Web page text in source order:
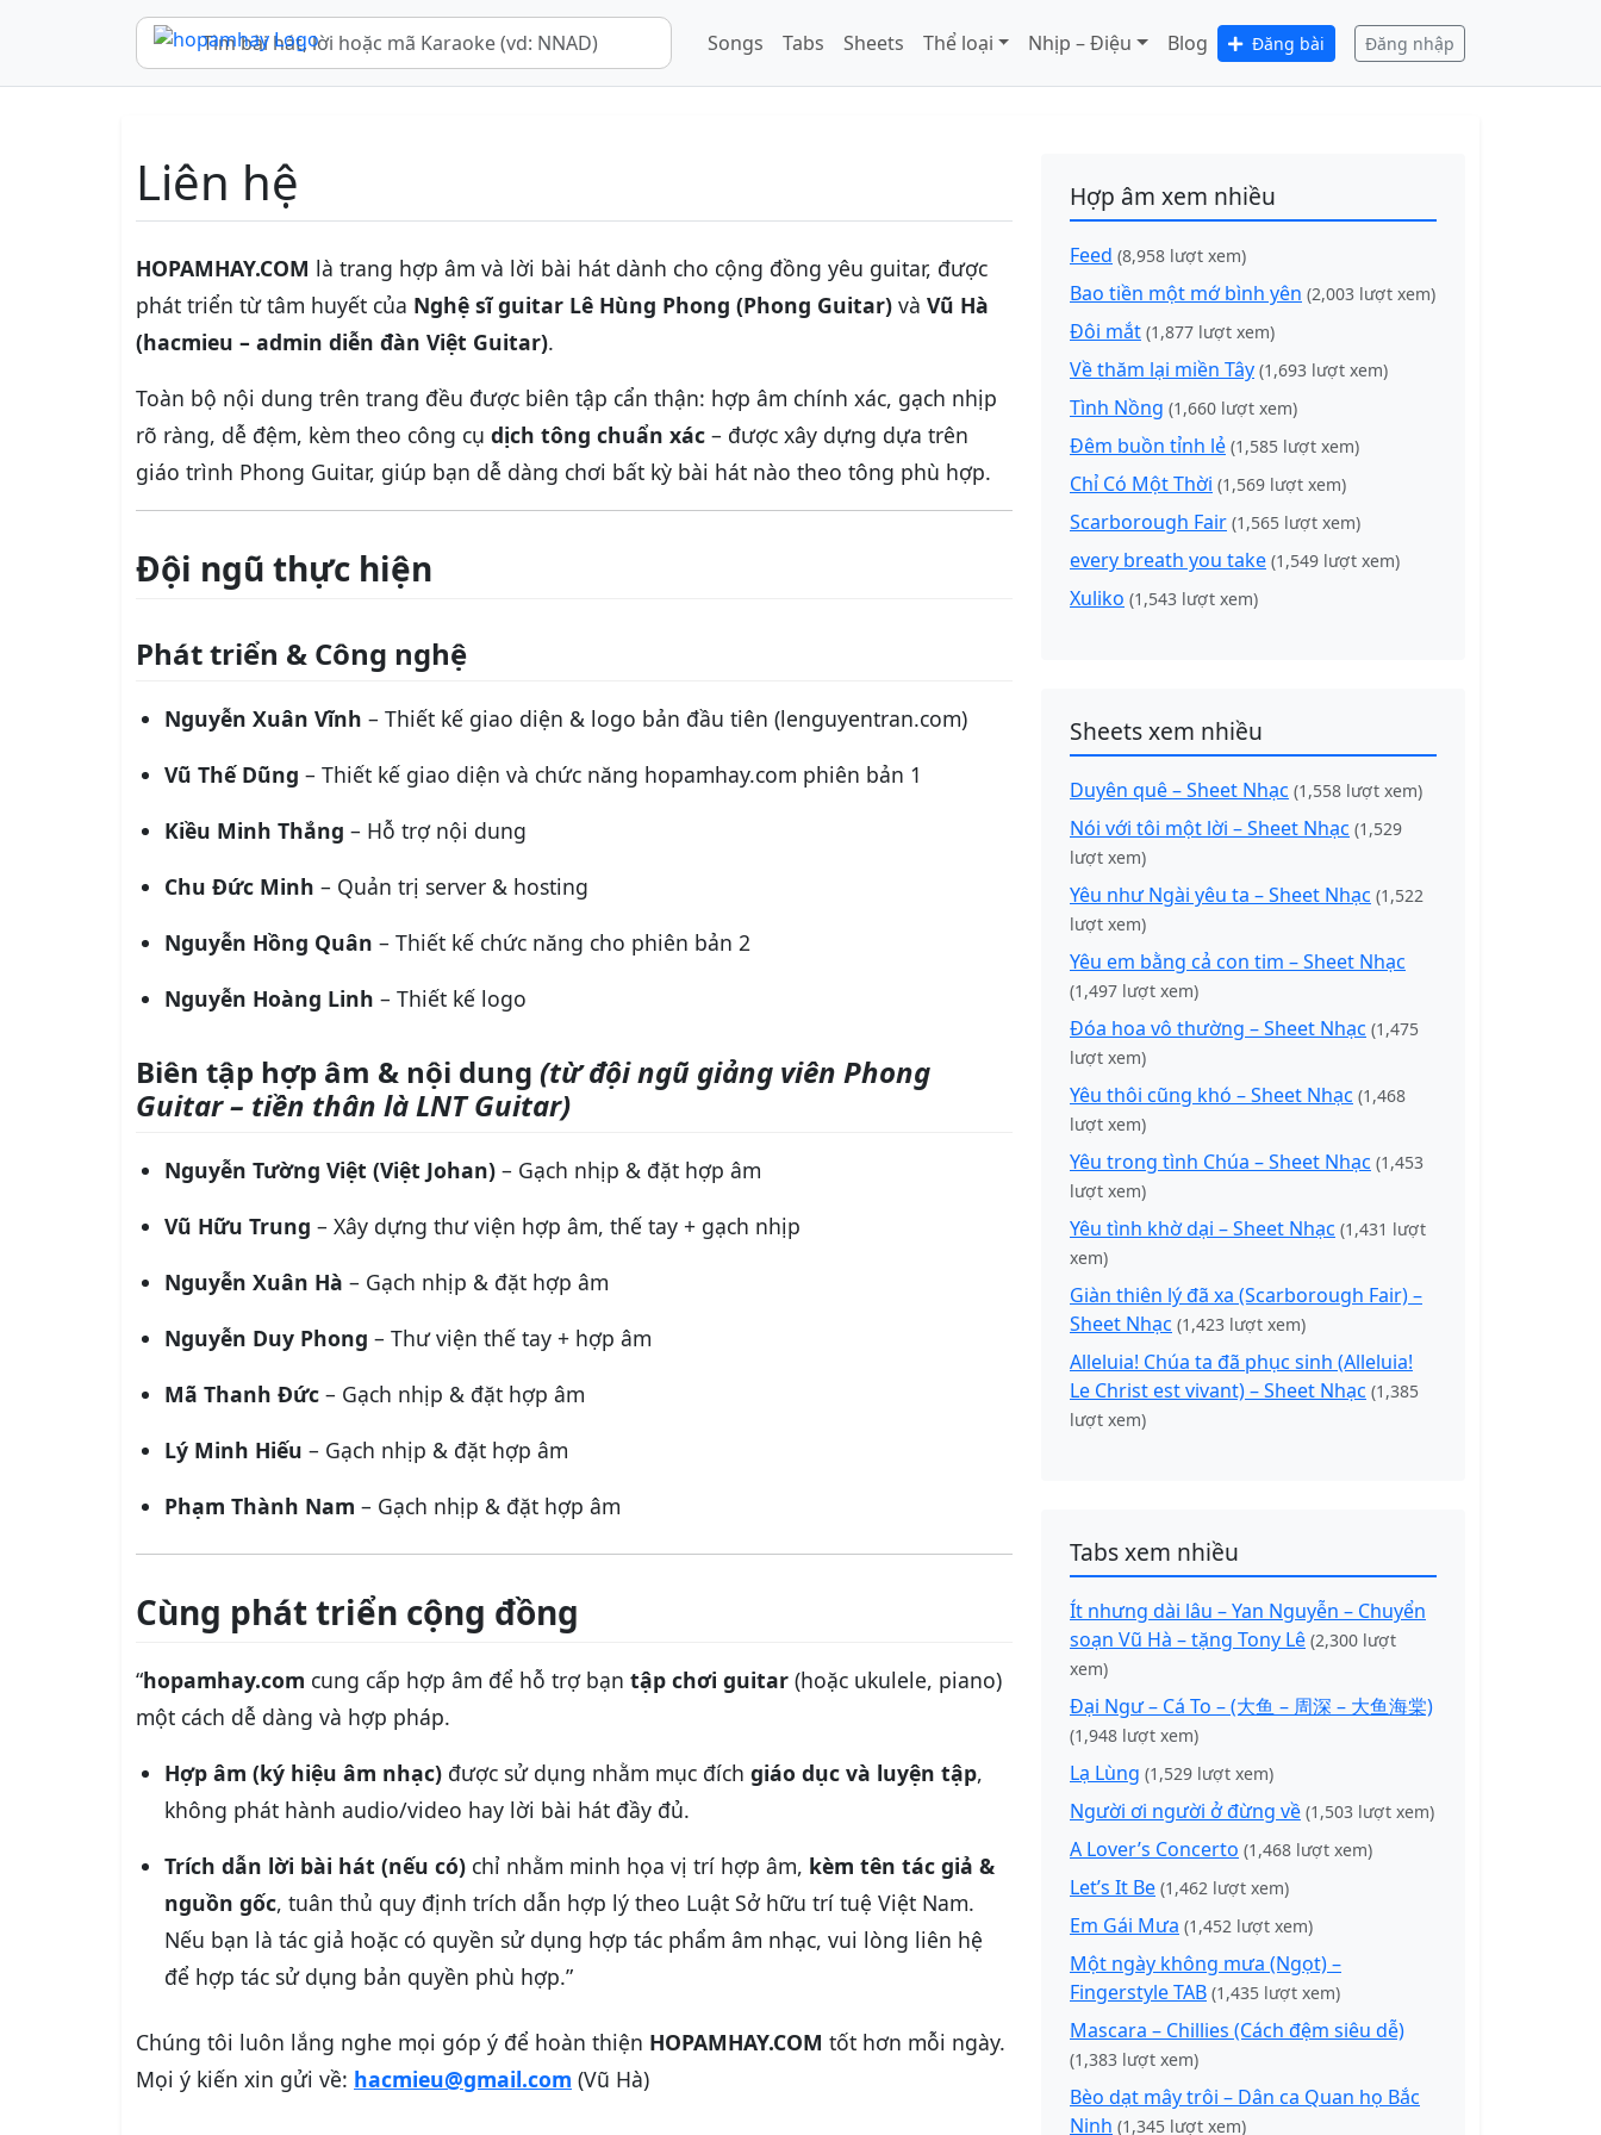
Songs Tabs Sheets Thể loại Nhịp – Điệu Blog Đăng bài Đăng nhập
Liên hệ
HOPAMHAY.COM là trang hợp âm và lời bài hát dành cho cộng đồng yêu guitar, được
phát triển từ tâm huyết của Nghệ sĩ guitar Lê Hùng Phong (Phong Guitar) và Vũ Hà
(hacmieu – admin diễn đàn Việt Guitar).
Toàn bộ nội dung trên trang đều được biên tập cẩn thận: hợp âm chính xác, gạch nhịp
rõ ràng, dễ đệm, kèm theo công cụ dịch tông chuẩn xác – được xây dựng dựa trên
giáo trình Phong Guitar, giúp bạn dễ dàng chơi bất kỳ bài hát nào theo tông phù hợp.
Đội ngũ thực hiện
Phát triển & Công nghệ
Nguyễn Xuân Vĩnh – Thiết kế giao diện & logo bản đầu tiên (lenguyentran.com)
Vũ Thế Dũng – Thiết kế giao diện và chức năng hopamhay.com phiên bản 1
Kiều Minh Thắng – Hỗ trợ nội dung
Chu Đức Minh – Quản trị server & hosting
Nguyễn Hồng Quân – Thiết kế chức năng cho phiên bản 2
Nguyễn Hoàng Linh – Thiết kế logo
Biên tập hợp âm & nội dung (từ đội ngũ giảng viên Phong
Guitar – tiền thân là LNT Guitar)
Nguyễn Tường Việt (Việt Johan) – Gạch nhịp & đặt hợp âm
Vũ Hữu Trung – Xây dựng thư viện hợp âm, thế tay + gạch nhịp
Nguyễn Xuân Hà – Gạch nhịp & đặt hợp âm
Nguyễn Duy Phong – Thư viện thế tay + hợp âm
Mã Thanh Đức – Gạch nhịp & đặt hợp âm
Lý Minh Hiếu – Gạch nhịp & đặt hợp âm
Phạm Thành Nam – Gạch nhịp & đặt hợp âm
Cùng phát triển cộng đồng
“hopamhay.com cung cấp hợp âm để hỗ trợ bạn tập chơi guitar (hoặc ukulele, piano)
một cách dễ dàng và hợp pháp.
Hợp âm (ký hiệu âm nhạc) được sử dụng nhằm mục đích giáo dục và luyện tập,
không phát hành audio/video hay lời bài hát đầy đủ.
Trích dẫn lời bài hát (nếu có) chỉ nhằm minh họa vị trí hợp âm, kèm tên tác giả &
nguồn gốc, tuân thủ quy định trích dẫn hợp lý theo Luật Sở hữu trí tuệ Việt Nam.
Nếu bạn là tác giả hoặc có quyền sử dụng hợp tác phẩm âm nhạc, vui lòng liên hệ
để hợp tác sử dụng bản quyền phù hợp.”
Chúng tôi luôn lắng nghe mọi góp ý để hoàn thiện HOPAMHAY.COM tốt hơn mỗi ngày.
Mọi ý kiến xin gửi về: hacmieu@gmail.com (Vũ Hà)
Hợp âm xem nhiều
Feed (8,958 lượt xem)
Bao tiền một mớ bình yên (2,003 lượt xem)
Đôi mắt (1,877 lượt xem)
Về thăm lại miền Tây (1,693 lượt xem)
Tình Nồng (1,660 lượt xem)
Đêm buồn tỉnh lẻ (1,585 lượt xem)
Chỉ Có Một Thời (1,569 lượt xem)
Scarborough Fair (1,565 lượt xem)
every breath you take (1,549 lượt xem)
Xuliko (1,543 lượt xem)
Sheets xem nhiều
Duyên quê – Sheet Nhạc (1,558 lượt xem)
Nói với tôi một lời – Sheet Nhạc (1,529
lượt xem)
Yêu như Ngài yêu ta – Sheet Nhạc (1,522
lượt xem)
Yêu em bằng cả con tim – Sheet Nhạc
(1,497 lượt xem)
Đóa hoa vô thường – Sheet Nhạc (1,475
lượt xem)
Yêu thôi cũng khó – Sheet Nhạc (1,468
lượt xem)
Yêu trong tình Chúa – Sheet Nhạc (1,453
lượt xem)
Yêu tình khờ dại – Sheet Nhạc (1,431 lượt
xem)
Giàn thiên lý đã xa (Scarborough Fair) –
Sheet Nhạc (1,423 lượt xem)
Alleluia! Chúa ta đã phục sinh (Alleluia!
Le Christ est vivant) – Sheet Nhạc (1,385
lượt xem)
Tabs xem nhiều
Ít nhưng dài lâu – Yan Nguyễn – Chuyển
soạn Vũ Hà – tặng Tony Lê (2,300 lượt
xem)
Đại Ngư – Cá To – (大鱼 – 周深 – 大鱼海棠)
(1,948 lượt xem)
Lạ Lùng (1,529 lượt xem)
Người ơi người ở đừng về (1,503 lượt xem)
A Lover’s Concerto (1,468 lượt xem)
Let’s It Be (1,462 lượt xem)
Em Gái Mưa (1,452 lượt xem)
Một ngày không mưa (Ngọt) –
Fingerstyle TAB (1,435 lượt xem)
Mascara – Chillies (Cách đệm siêu dễ)
(1,383 lượt xem)
Bèo dạt mây trôi – Dân ca Quan họ Bắc
Ninh (1,345 lượt xem)